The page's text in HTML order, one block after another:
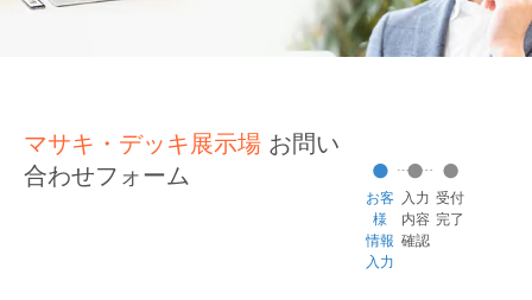
マサキ・デッキ展示場 お問い
合わせフォーム
お客
様
情報
入力
入力
内容
確認
受付
完了